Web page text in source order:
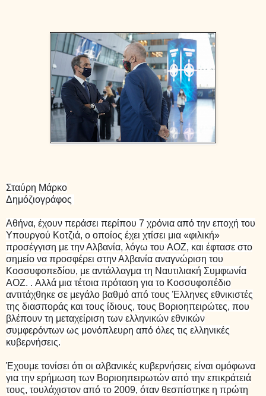
Σταύρη Μάρκο
Δημόζιογράφος
Αθήνα, έχουν περάσει περίπου 7 χρόνια από την εποχή του
Υπουργού Κοτζιά, ο οποίος έχει χτίσει μια «φιλική»
προσέγγιση με την Αλβανία, λόγω του AOZ, και έφτασε στο
σημείο να προσφέρει στην Αλβανία αναγνώριση του
Κοσσυφοπεδίου, με αντάλλαγμα τη Ναυτιλιακή Συμφωνία
AOZ. . Αλλά μια τέτοια πρόταση για το Κοσσυφοπέδιο
αντιτάχθηκε σε μεγάλο βαθμό από τους Έλληνες εθνικιστές
της διασποράς και τους ίδιους, τους Βοριοηπειρώτες, που
βλέπουν τη μεταχείριση των ελληνικών εθνικών
συμφερόντων ως μονόπλευρη από όλες τις ελληνικές
κυβερνήσεις.
Έχουμε τονίσει ότι οι αλβανικές κυβερνήσεις είναι ομόφωνα
για την ερήμωση των Βοριοηπειρωτών από την επικράτειά
τους, τουλάχιστον από το 2009, όταν θεσπίστηκε η πρώτη